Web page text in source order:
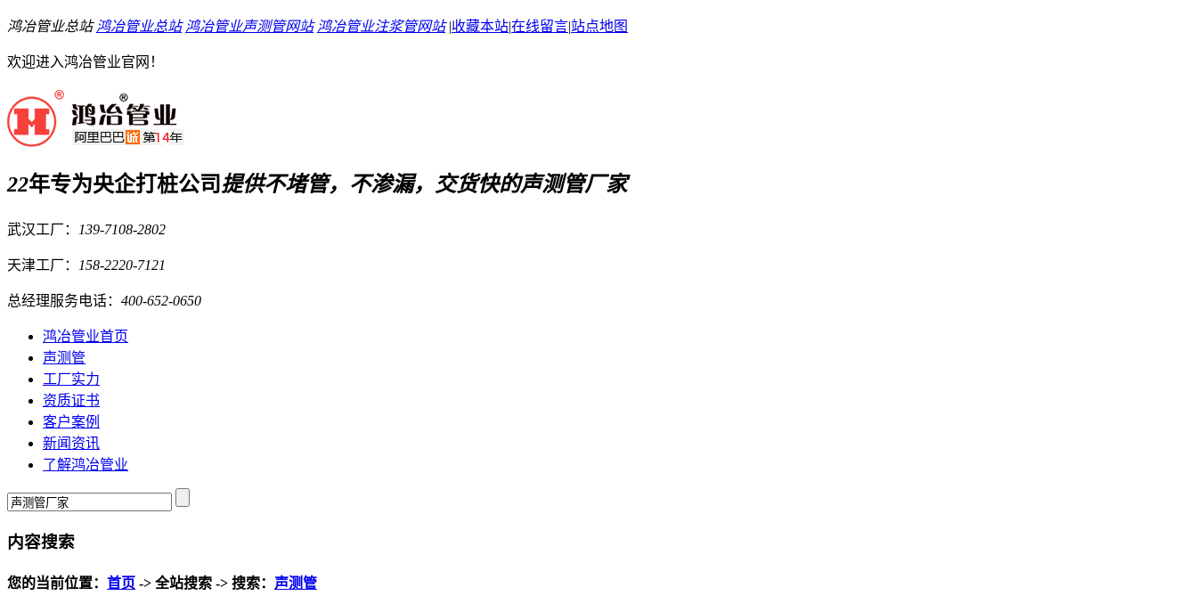
鸿冶管业总站 鸿冶管业总站 鸿冶管业声测管网站 鸿冶管业注浆管网站 |收藏本站|在线留言|站点地图
欢迎进入鸿冶管业官网！
22年专为央企打桩公司 提供不堵管，不渗漏，交货快的声测管厂家
武汉工厂： 139-7108-2802
天津工厂： 158-2220-7121
总经理服务电话： 400-652-0650
鸿冶管业首页
声测管
工厂实力
资质证书
客户案例
新闻资讯
了解鸿冶管业
内容搜索
您的当前位置： 首页 -> 全站搜索 -> 搜索： 声测管